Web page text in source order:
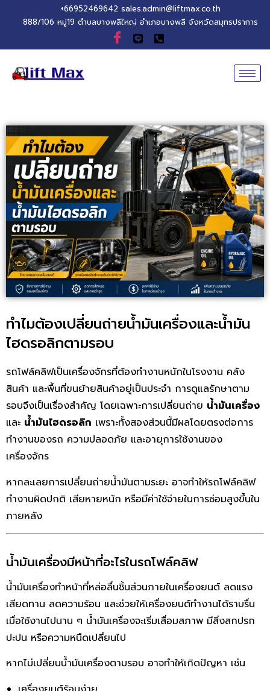
+66952469642 sales.admin@liftmax.co.th
888/106 หมู่19 ตำบลบางพลีใหญ่ อำเภอบางพลี จังหวัดสมุทรปราการ
ทำไมต้องเปลี่ยนถ่ายน้ำมันเครื่องและน้ำมัน
ไฮดรอลิกตามรอบ
รถโฟล์คลิฟเป็นเครื่องจักรที่ต้องทำงานหนักในโรงงาน คลัง
สินค้า และพื้นที่ขนย้ายสินค้าอยู่เป็นประจำ การดูแลรักษาตาม
รอบจึงเป็นเรื่องสำคัญ โดยเฉพาะการเปลี่ยนถ่าย น้ำมันเครื่อง
และ น้ำมันไฮดรอลิก เพราะทั้งสองส่วนนี้มีผลโดยตรงต่อการ
ทำงานของรถ ความปลอดภัย และอายุการใช้งานของ
เครื่องจักร
หากละเลยการเปลี่ยนถ่ายน้ำมันตามระยะ อาจทำให้รถโฟล์คลิฟ
ทำงานผิดปกติ เสียหายหนัก หรือมีค่าใช้จ่ายในการซ่อมสูงขึ้นใน
ภายหลัง
น้ำมันเครื่องมีหน้าที่อะไรในรถโฟล์คลิฟ
น้ำมันเครื่องทำหน้าที่หล่อลื่นชิ้นส่วนภายในเครื่องยนต์ ลดแรง
เสียดทาน ลดความร้อน และช่วยให้เครื่องยนต์ทำงานได้ราบรื่น
เมื่อใช้งานไปนาน ๆ น้ำมันเครื่องจะเริ่มเสื่อมสภาพ มีสิ่งสกปรก
ปะปน หรือความหนืดเปลี่ยนไป
หากไม่เปลี่ยนน้ำมันเครื่องตามรอบ อาจทำให้เกิดปัญหา เช่น